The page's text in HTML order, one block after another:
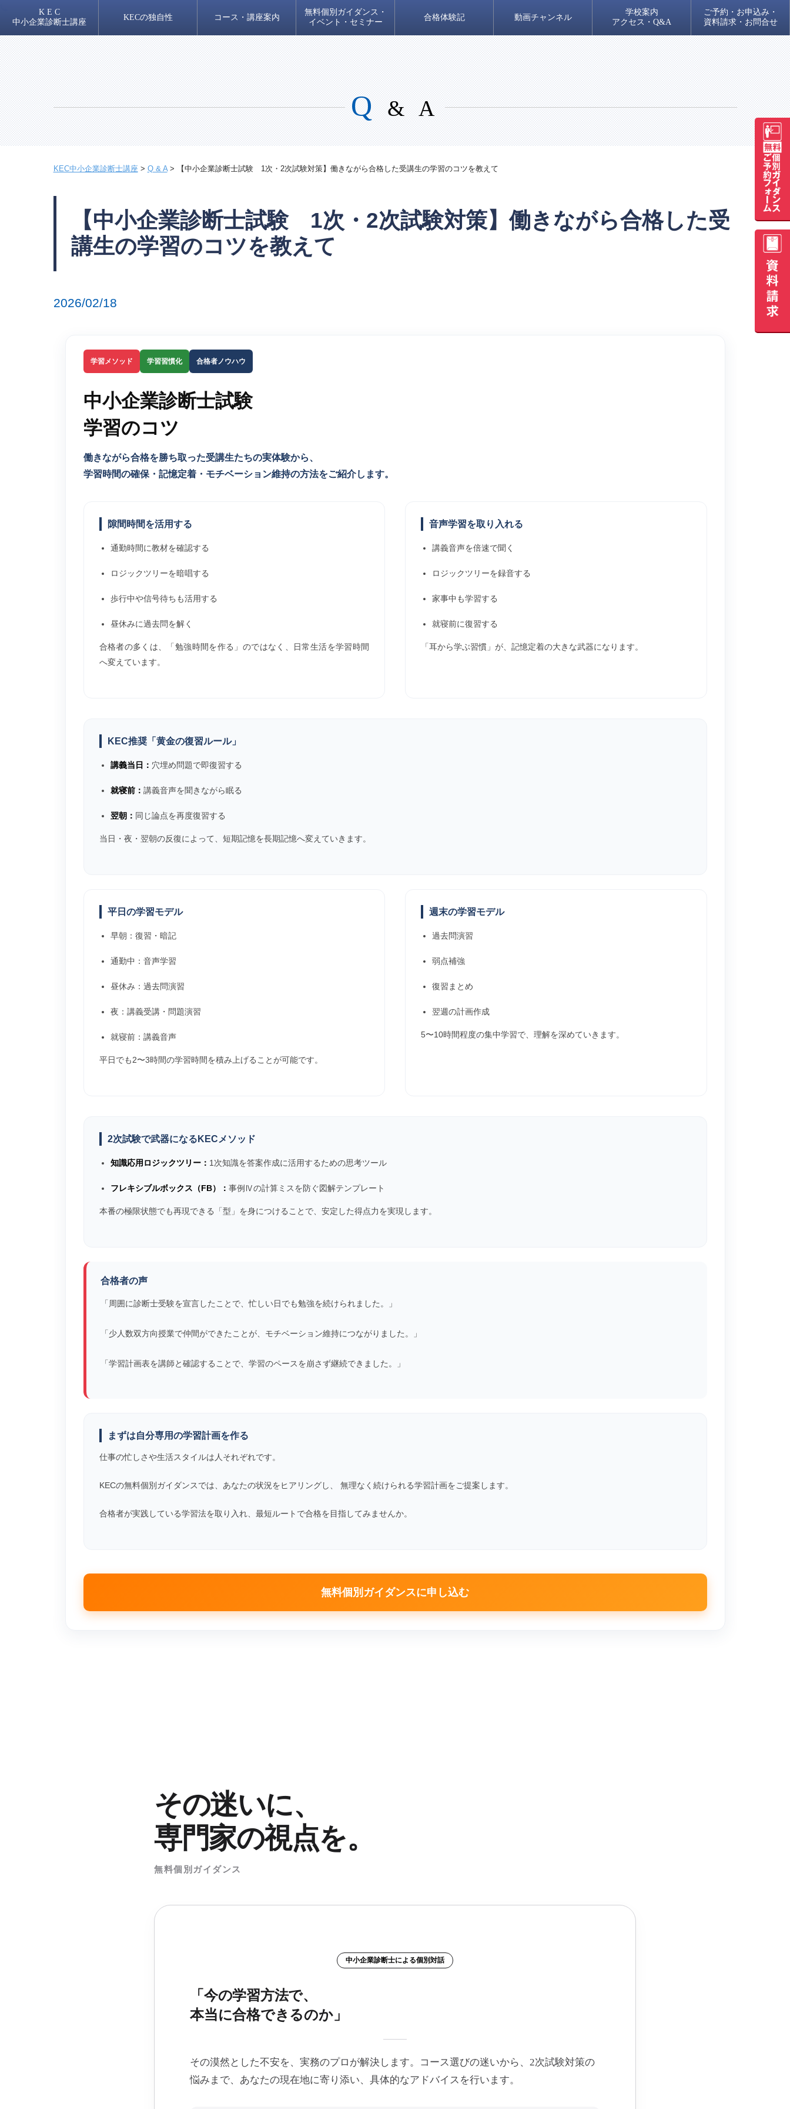
K E C
中小企業診断士講座
KECの独自性 コース・講座案内
無料個別ガイダンス・
イベント・セミナー
合格体験記 動画チャンネル
学校案内
アクセス・Q&A
ご予約・お申込み・
資料請求・お問合せ
Q & A
KEC中小企業診断士講座 > Q & A> 【中小企業診断士試験 1次・2次試験対策】働きながら合格した受講生の学習のコツを教えて
【中小企業診断士試験 1次・2次試験対策】働きながら合格した受
講生の学習のコツを教えて
2026/02/18
学習メソッド 学習習慣化 合格者ノウハウ
中小企業診断士試験
学習のコツ
働きながら合格を勝ち取った受講生たちの実体験から、
学習時間の確保・記憶定着・モチベーション維持の方法をご紹介します。
隙間時間を活用する
通勤時間に教材を確認する
ロジックツリーを暗唱する
歩行中や信号待ちも活用する
昼休みに過去問を解く
合格者の多くは、「勉強時間を作る」のではなく、日常生活を学習時間
へ変えています。
音声学習を取り入れる
講義音声を倍速で聞く
ロジックツリーを録音する
家事中も学習する
就寝前に復習する
「耳から学ぶ習慣」が、記憶定着の大きな武器になります。
KEC推奨「黄金の復習ルール」
講義当日： 穴埋め問題で即復習する
就寝前： 講義音声を聞きながら眠る
翌朝： 同じ論点を再度復習する
当日・夜・翌朝の反復によって、短期記憶を長期記憶へ変えていきます。
平日の学習モデル
早朝：復習・暗記
通勤中：音声学習
昼休み：過去問演習
夜：講義受講・問題演習
就寝前：講義音声
平日でも2〜3時間の学習時間を積み上げることが可能です。
週末の学習モデル
過去問演習
弱点補強
復習まとめ
翌週の計画作成
5〜10時間程度の集中学習で、理解を深めていきます。
2次試験で武器になるKECメソッド
知識応用ロジックツリー： 1次知識を答案作成に活用するための思考ツール
フレキシブルボックス（FB）： 事例Ⅳの計算ミスを防ぐ図解テンプレート
本番の極限状態でも再現できる「型」を身につけることで、安定した得点力を実現します。
合格者の声
「周囲に診断士受験を宣言したことで、忙しい日でも勉強を続けられました。」
「少人数双方向授業で仲間ができたことが、モチベーション維持につながりました。」
「学習計画表を講師と確認することで、学習のペースを崩さず継続できました。」
まずは自分専用の学習計画を作る
仕事の忙しさや生活スタイルは人それぞれです。
KECの無料個別ガイダンスでは、あなたの状況をヒアリングし、 無理なく続けられる学習計画をご提案します。
合格者が実践している学習法を取り入れ、最短ルートで合格を目指してみませんか。
無料個別ガイダンスに申し込む
その迷いに、
専門家の視点を。
無料個別ガイダンス
中小企業診断士による個別対話
「今の学習方法で、
本当に合格できるのか」
その漠然とした不安を、実務のプロが解決します。コース選びの迷いから、2次試験対策の
悩みまで、あなたの現在地に寄り添い、具体的なアドバイスを行います。